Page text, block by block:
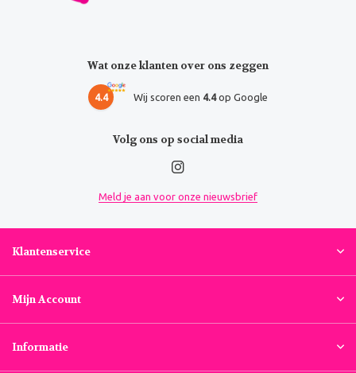
Wat onze klanten over ons zeggen
4.4 Wij scoren een 4.4op Google
Volg ons op social media
Meld je aan voor onze nieuwsbrief
Klantenservice
Mijn Account
Informatie